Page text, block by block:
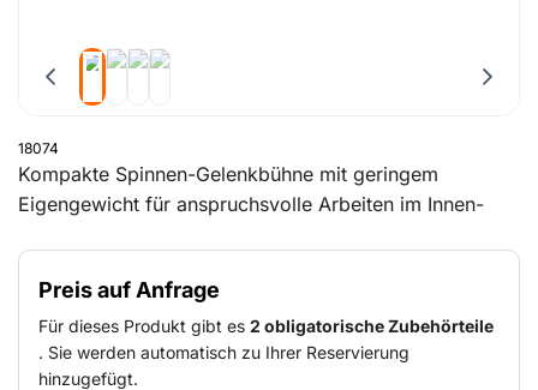
18074
Kompakte Spinnen-Gelenkbühne mit geringem
Eigengewicht für anspruchsvolle Arbeiten im Innen-
Raupenantrieb hat eine maximale Arbeitshöhe von 23
Metern und eine Reichweite von 11 Metern. Die
Tragfähigkeit der Arbeitsplattform beträgt maximal 200
kg.
Preis auf Anfrage
Für dieses Produkt gibt es 2 obligatorische Zubehörteile
. Sie werden automatisch zu Ihrer Reservierung
hinzugefügt.